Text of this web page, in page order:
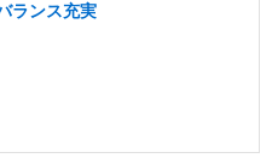
ランス充実